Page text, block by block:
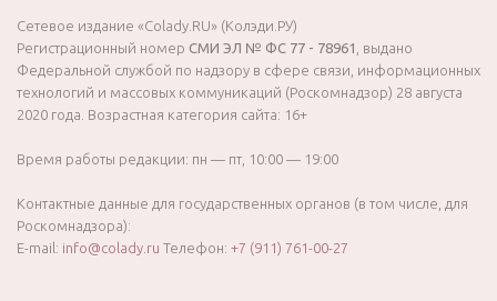
Сетевое издание «Colady.RU» (Колэди.РУ)
Регистрационный номер СМИ ЭЛ № ФС 77 - 78961
, выдано
Федеральной службой по надзору в сфере связи, информационных
технологий и массовых коммуникаций (Роскомнадзор) 28 августа
2020 года. Возрастная категория сайта: 16+
Время работы редакции: пн — пт, 10:00 — 19:00
Контактные данные для государственных органов (в том числе, для
Роскомнадзора):
E-mail: info@colady.ru Телефон: +7 (911) 761-00-27